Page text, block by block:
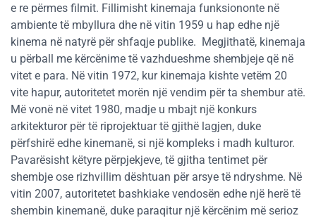
e re përmes filmit. Fillimisht kinemaja funksiononte në
ambiente të mbyllura dhe në vitin 1959 u hap edhe një
kinema në natyrë për shfaqje publike. Megjithatë, kinemaja
u përball me kërcënime të vazhdueshme shembjeje që në
vitet e para. Në vitin 1972, kur kinemaja kishte vetëm 20
vite hapur, autoritetet morën një vendim për ta shembur atë.
Më vonë në vitet 1980, madje u mbajt një konkurs
arkitekturor për të riprojektuar të gjithë lagjen, duke
përfshirë edhe kinemanë, si një kompleks i madh kulturor.
Pavarësisht këtyre përpjekjeve, të gjitha tentimet për
shembje ose rizhvillim dështuan për arsye të ndryshme. Në
vitin 2007, autoritetet bashkiake vendosën edhe një herë të
shembin kinemanë, duke paraqitur një kërcënim më serioz